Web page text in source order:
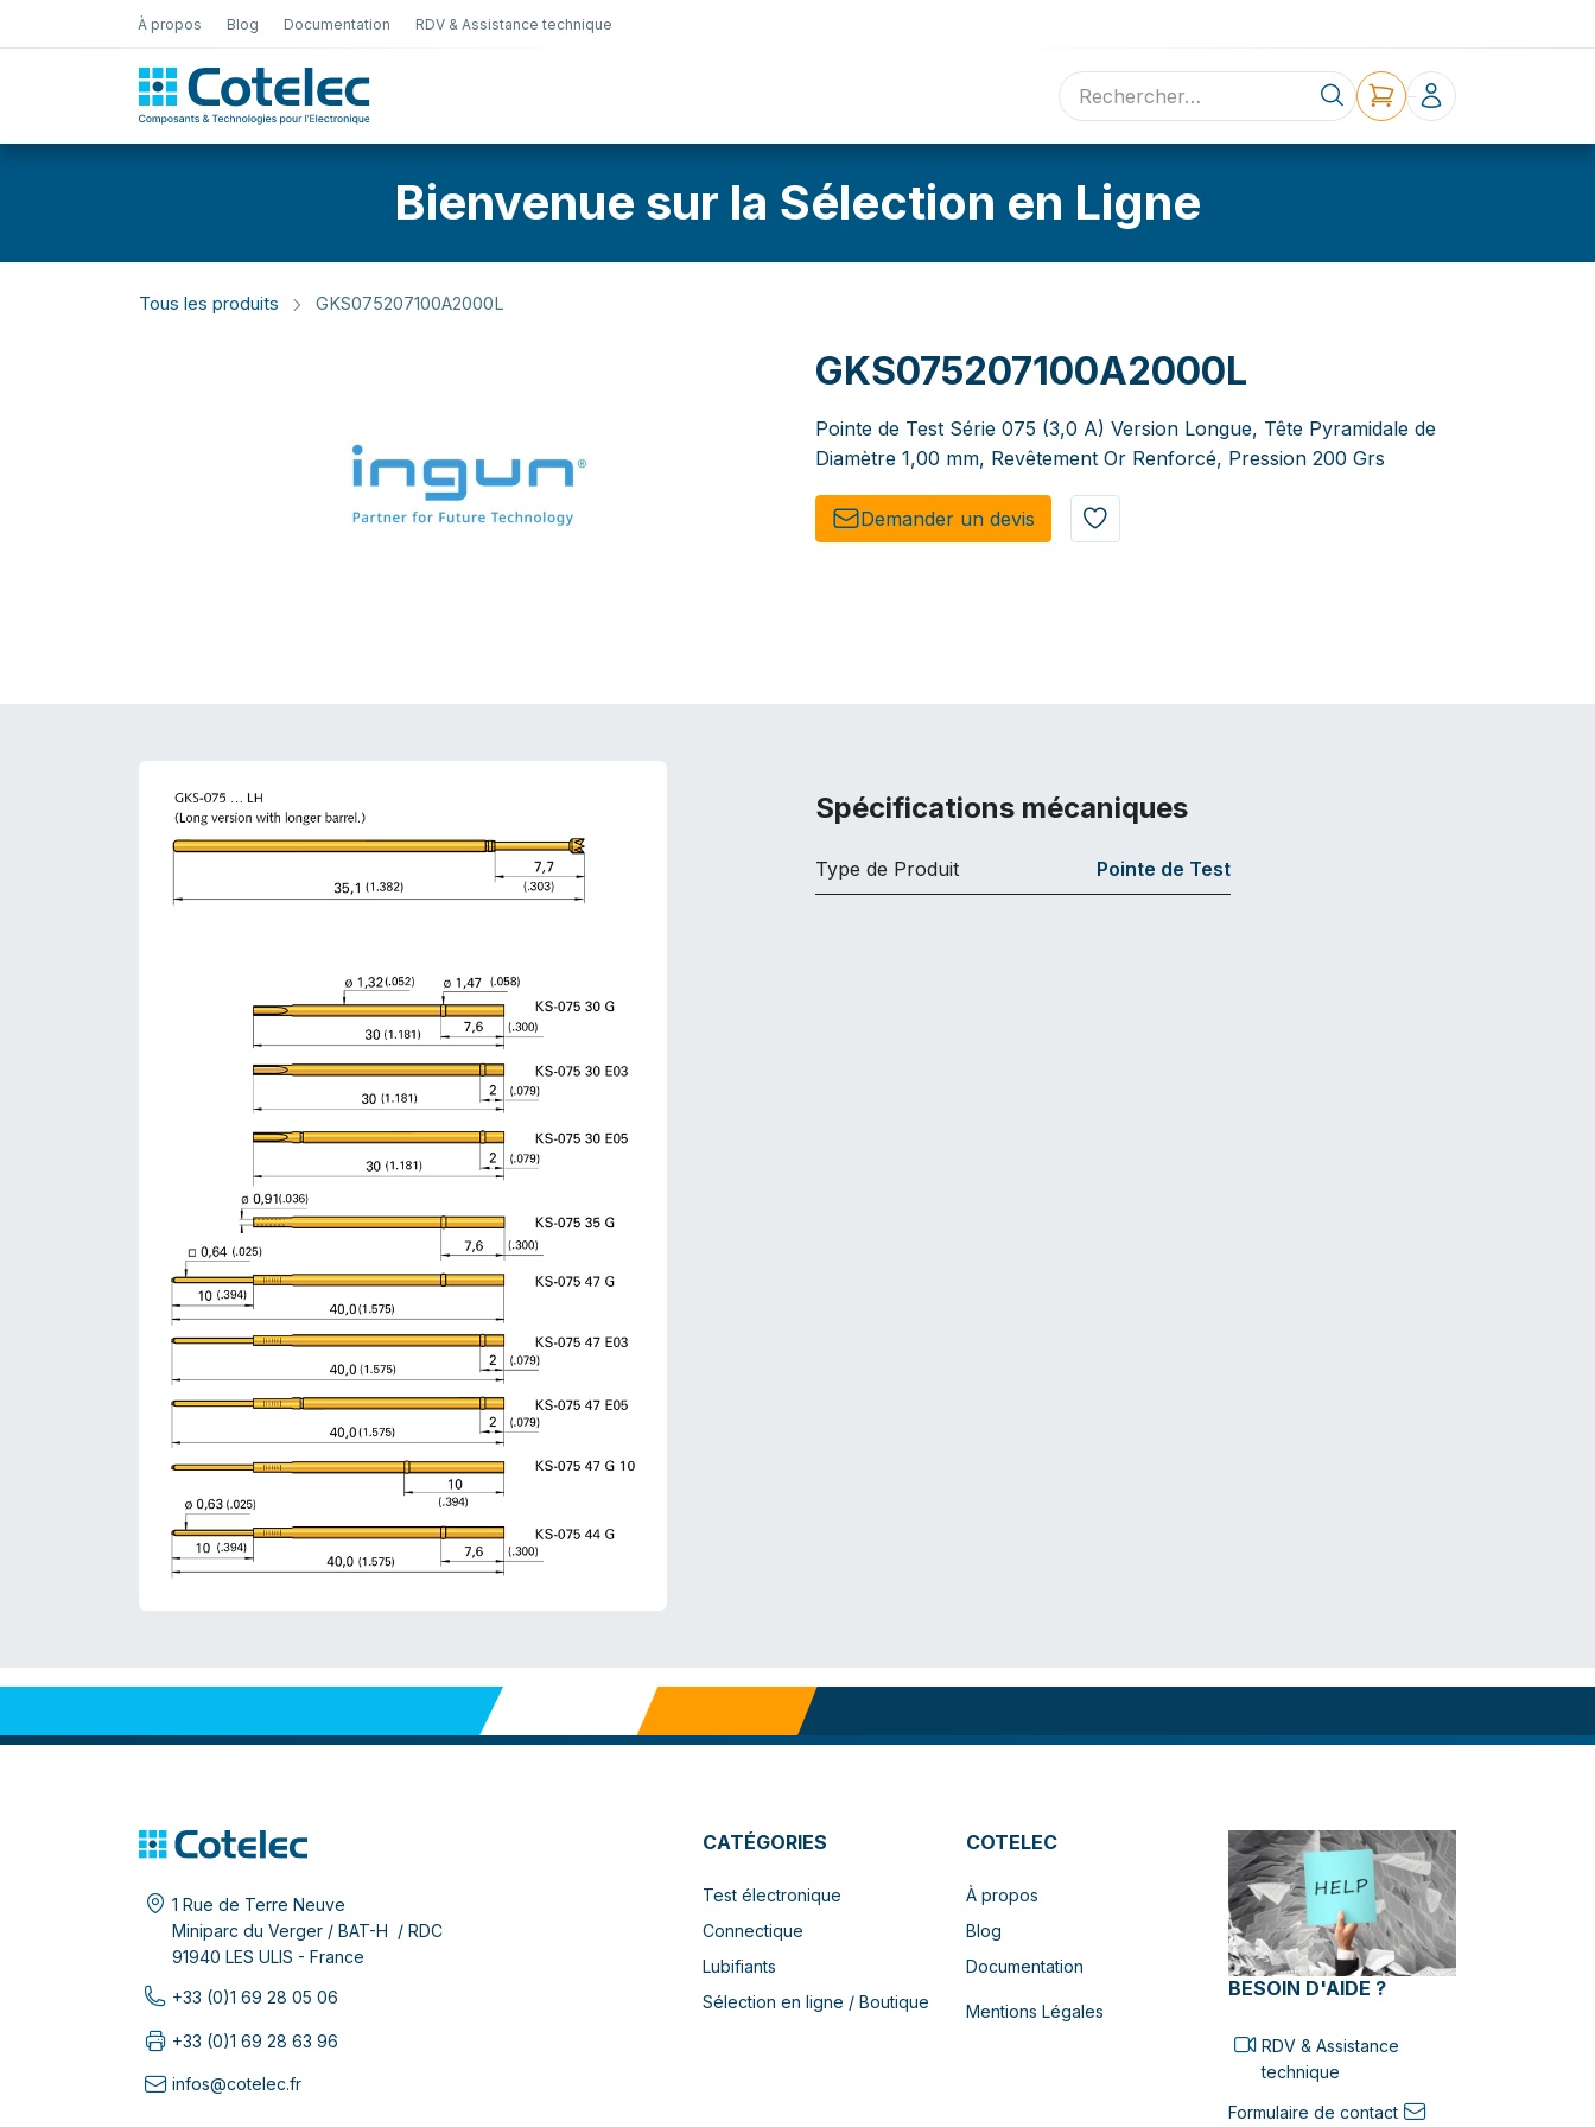
À propos Blog Documentation RDV & Assistance technique
Sélection en ligne Contact
Bienvenue sur la Sélection en Ligne
Tous les produits GKS075207100A2000L
GKS075207100A2000L
Pointe de Test Série 075 (3,0 A) Version Longue, Tête Pyramidale de
Diamètre 1,00 mm, Revêtement Or Renforcé, Pression 200 Grs
Demander un de​​vis​​
Spécifications mécaniques
Type de Produit Pointe de Test
1 Rue de Terre Neuve
Miniparc du Verger / BAT-H / RDC
91940 LES ULIS - France
+33 (0)1 69 28 05 06
+33 (0)1 69 28 63 96
infos@cotelec.fr
CATÉGORIES
Test électronique
Connectique
Lubifiants
Sélection en ligne / Boutique
COTELEC
À propos
Blog
Documentation
Mentions Légales
BESOIN D'AIDE ?
RDV & Assistance
technique
Formulaire de contact